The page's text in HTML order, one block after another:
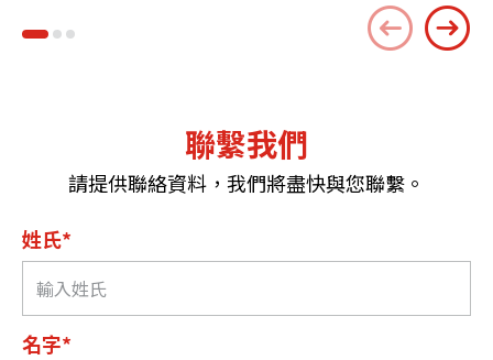
聯繫我們
請提供聯絡資料，我們將盡快與您聯繫。
姓氏*
名字*